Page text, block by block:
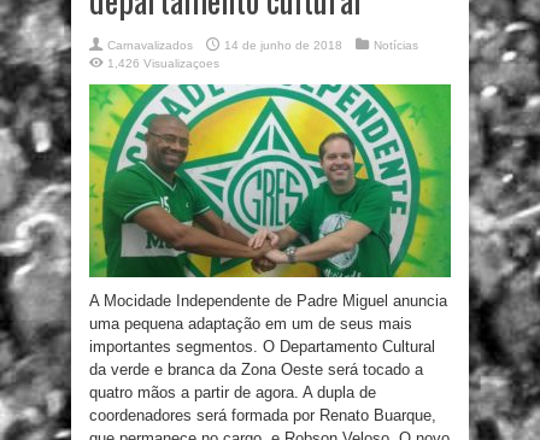
Carnavalizados 14 de junho de 2018
Notícias
1,426 Visualizaçoes
A Mocidade Independente de Padre Miguel anuncia
uma pequena adaptação em um de seus mais
importantes segmentos. O Departamento Cultural
da verde e branca da Zona Oeste será tocado a
quatro mãos a partir de agora. A dupla de
coordenadores será formada por Renato Buarque,